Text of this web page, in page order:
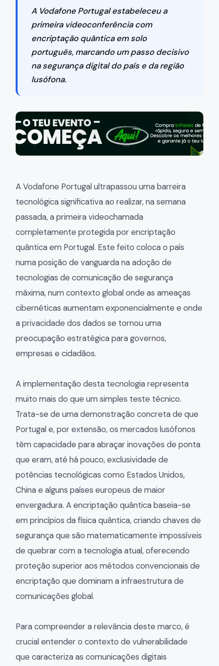
A Vodafone Portugal estabeleceu a
primeira videoconferência com
encriptação quântica em solo
português, marcando um passo decisivo
na segurança digital do país e da região
lusófona.
A Vodafone Portugal ultrapassou uma barreira
tecnológica significativa ao realizar, na semana
passada, a primeira videochamada
completamente protegida por encriptação
quântica em Portugal. Este feito coloca o país
numa posição de vanguarda na adoção de
tecnologias de comunicação de segurança
máxima, num contexto global onde as ameaças
cibernéticas aumentam exponencialmente e onde
a privacidade dos dados se tornou uma
preocupação estratégica para governos,
empresas e cidadãos.
A implementação desta tecnologia representa
muito mais do que um simples teste técnico.
Trata-se de uma demonstração concreta de que
Portugal e, por extensão, os mercados lusófonos
têm capacidade para abraçar inovações de ponta
que eram, até há pouco, exclusividade de
potências tecnológicas como Estados Unidos,
China e alguns países europeus de maior
envergadura. A encriptação quântica baseia-se
em princípios da física quântica, criando chaves de
segurança que são matematicamente impossíveis
de quebrar com a tecnologia atual, oferecendo
proteção superior aos métodos convencionais de
encriptação que dominam a infraestrutura de
comunicações global.
Para compreender a relevância deste marco, é
crucial entender o contexto de vulnerabilidade
que caracteriza as comunicações digitais